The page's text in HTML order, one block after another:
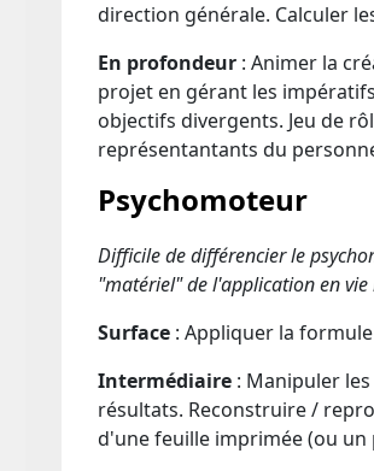
direction générale. Calculer
En profondeur : Animer la
projet en gérant les
objectifs divergents. Jeu de
représentantants du
Psychomoteur
Difficile de différencier le
"matériel" de l'application en
Surface : Appliquer la
Intermédiaire : Manipuler
résultats. Reconstruire /
d'une feuille imprimée (ou